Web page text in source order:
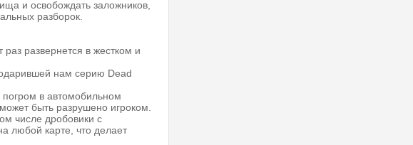
и освобождать заложников,
разборок.
развернется в жестком и
нам серию Dead
в автомобильном
быть разрушено игроком.
числе дробовики с
любой карте, что делает